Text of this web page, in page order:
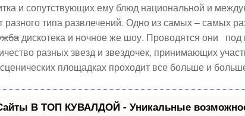
и сопутствующих ему блюд национальной и
разного типа развлечений. Одно из самых – самых
дискотека и ночное же шоу. Проводятся они
разных звезд и звездочек, принимающих
площадках проходит все больше и
В ТОП КУВАЛДОЙ - Уникальные